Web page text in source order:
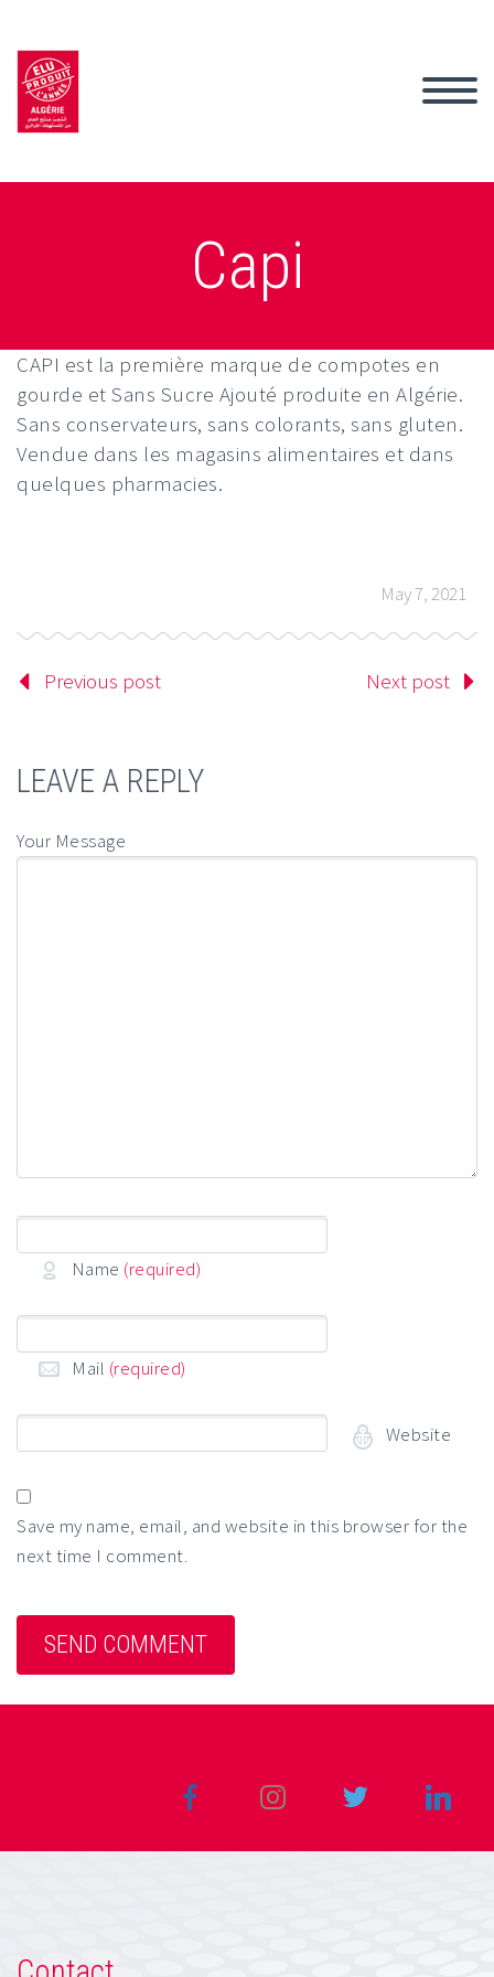
Capi
CAPI est la première marque de compotes en
gourde et Sans Sucre Ajouté produite en Algérie.
Sans conservateurs, sans colorants, sans gluten.
Vendue dans les magasins alimentaires et dans
quelques pharmacies.
May 7, 2021
Previous post Next post
LEAVE A REPLY
Your Message
Name (required)
Mail (required)
Website
Save my name, email, and website in this browser for the
next time I comment.